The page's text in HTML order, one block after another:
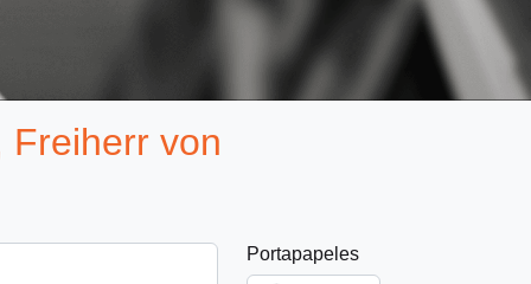
Freiherr von
Portapapeles